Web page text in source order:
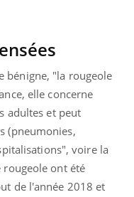
bénigne, "la rougeole
elle concerne
adultes et peut
(pneumonies,
voire la
rougeole ont été
de l'année 2018 et